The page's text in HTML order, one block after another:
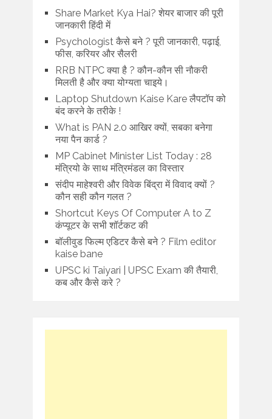
Share Market Kya Hai? शेयर बाजार की पूरी
जानकारी हिंदी में
Psychologist कैसे बने ? पूरी जानकारी, पढ़ाई,
फीस, करियर और सैलरी
RRB NTPC क्या है ? कौन-कौन सी नौकरी
मिलती है और क्या योग्यता चाइये।
Laptop Shutdown Kaise Kare लैपटॉप को
बंद करने के तरीके !
What is PAN 2.0 आखिर क्यों, सबका बनेगा
नया पैन कार्ड ?
MP Cabinet Minister List Today : 28
मंत्रियो के साथ मंत्रिमंडल का विस्तार
संदीप माहेश्वरी और विवेक बिंद्रा में विवाद क्यों ?
कौन सही कौन गलत ?
Shortcut Keys Of Computer A to Z
कंप्यूटर के सभी शॉर्टकट की
बॉलीवुड फिल्म एडिटर कैसे बने ? Film editor
kaise bane
UPSC ki Taiyari | UPSC Exam की तैयारी,
कब और कैसे करे ?